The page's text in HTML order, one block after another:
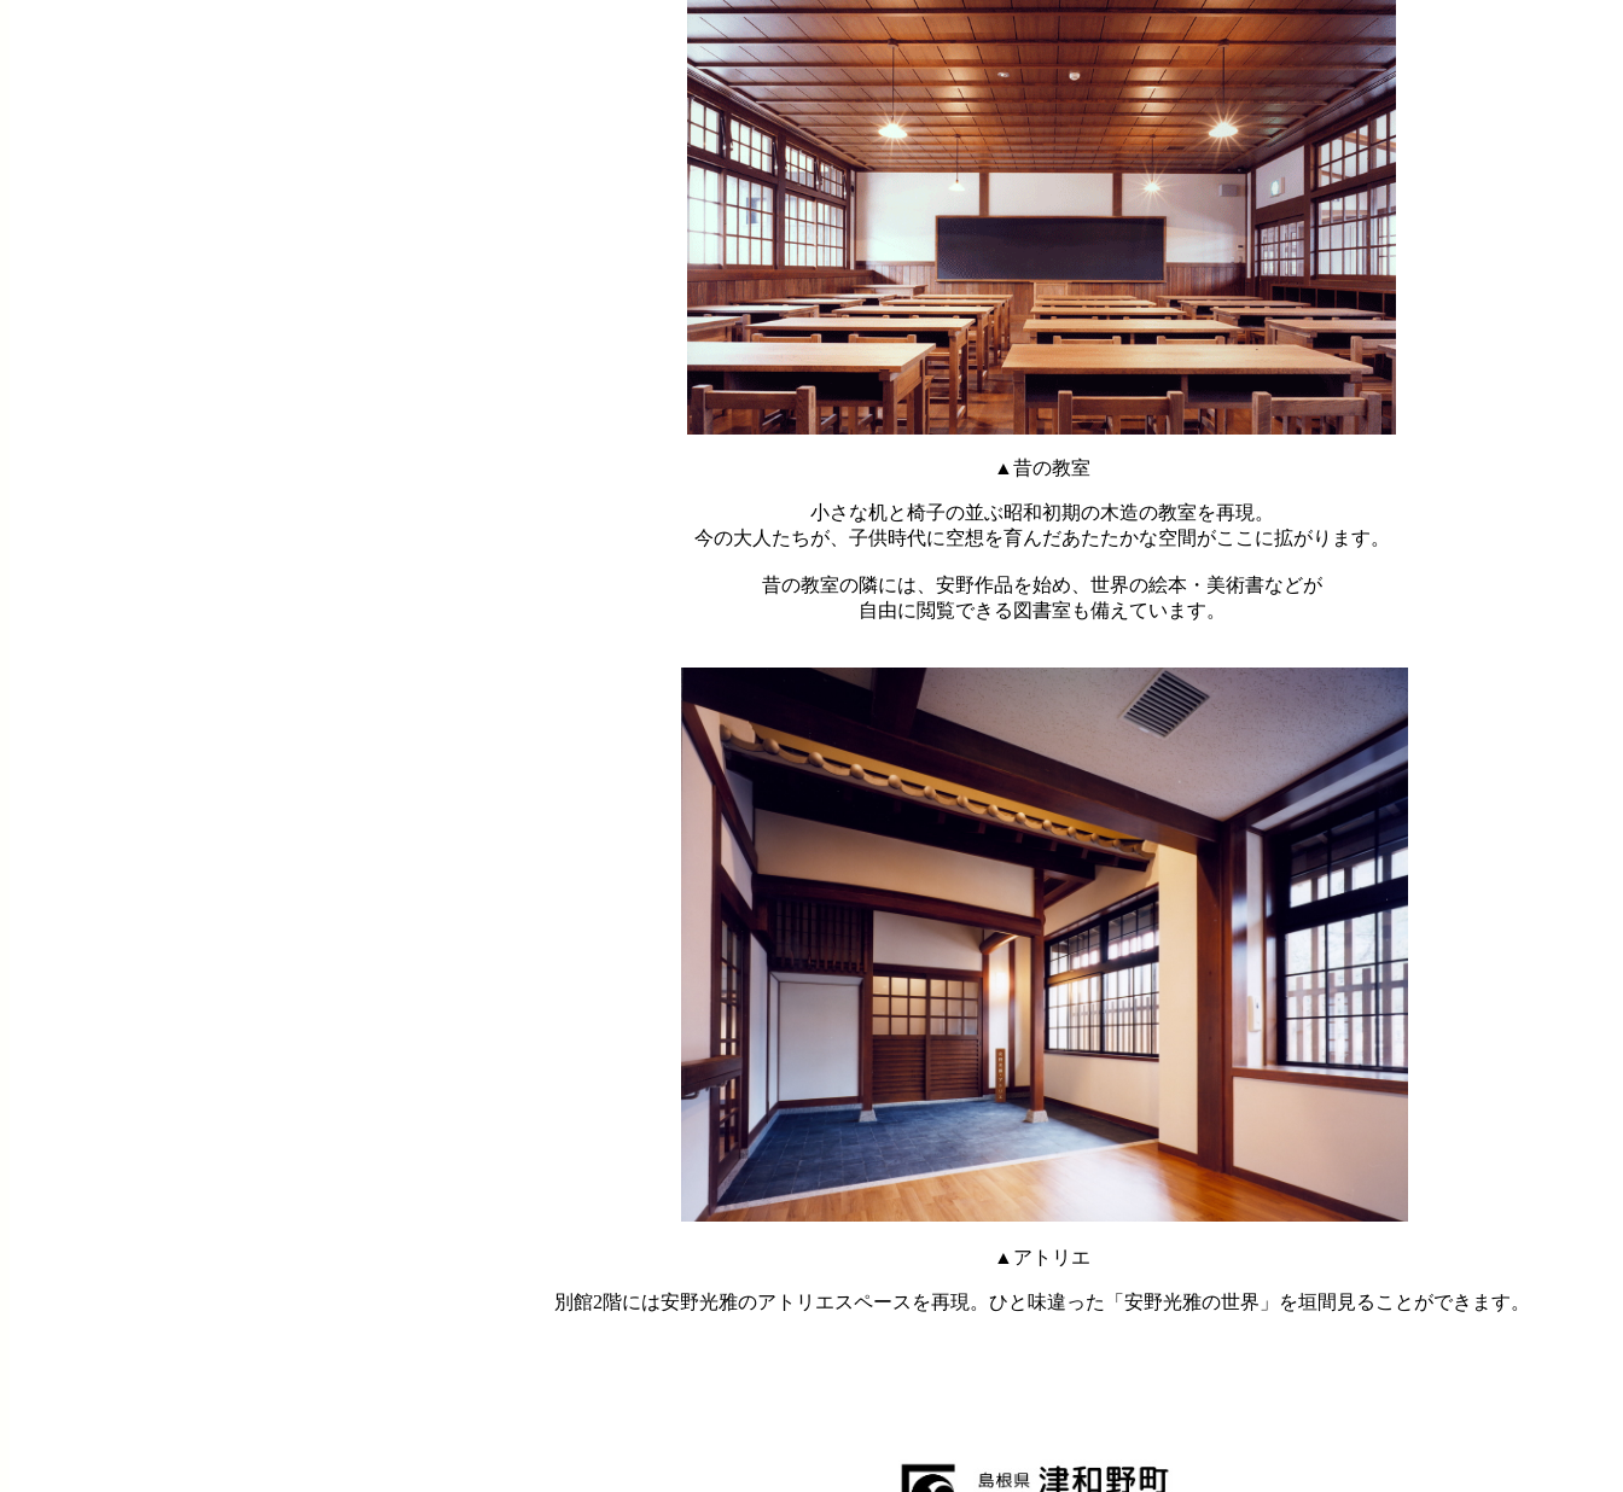
▲昔の教室
小さな机と椅子の並ぶ昭和初期の木造の教室を再現。
今の大人たちが、子供時代に空想を育んだあたたかな空間がここに拡がります。
昔の教室の隣には、安野作品を始め、世界の絵本・美術書などが
自由に閲覧できる図書室も備えています。
▲アトリエ
別館2階には安野光雅のアトリエスペースを再現。ひと味違った「安野光雅の世界」を垣間見ることができます。